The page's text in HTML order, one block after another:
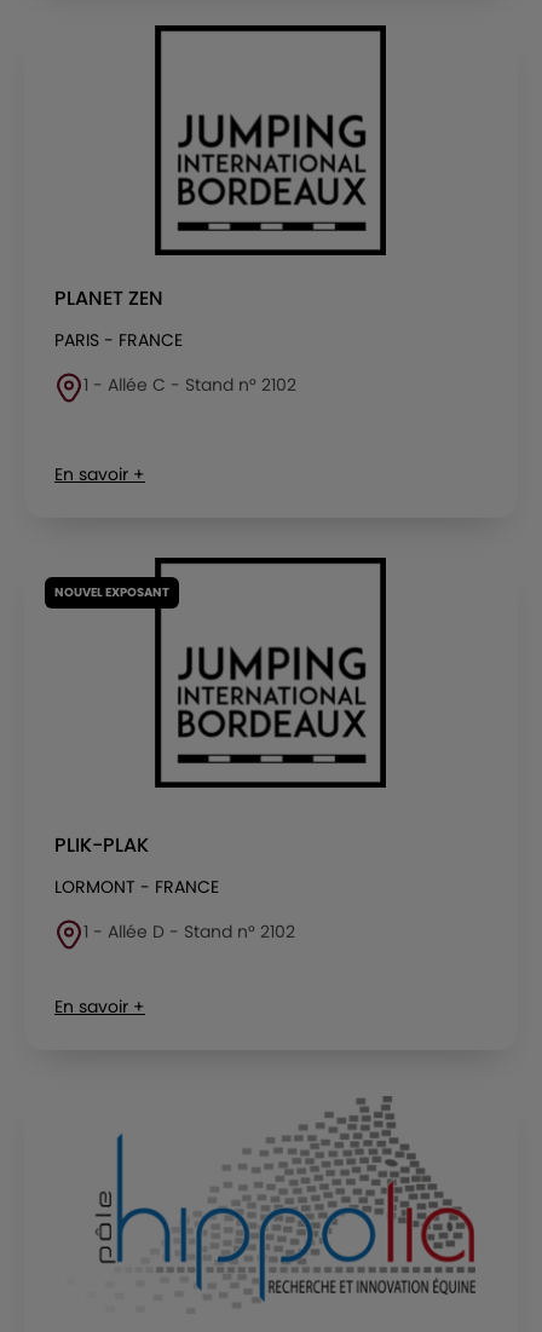
PLANET ZEN
PARIS - FRANCE
1 - Allée C - Stand n° 2102
En savoir +
NOUVEL EXPOSANT
PLIK-PLAK
LORMONT - FRANCE
1 - Allée D - Stand n° 2102
En savoir +